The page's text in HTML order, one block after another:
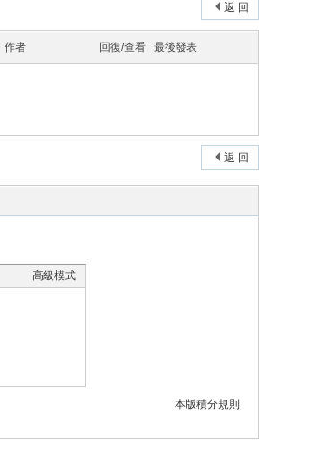
返 回
作者 回復/查看 最後發表
返 回
高級模式
本版積分規則